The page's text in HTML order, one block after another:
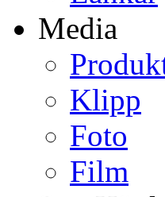
Media
Klipp
Foto
Film